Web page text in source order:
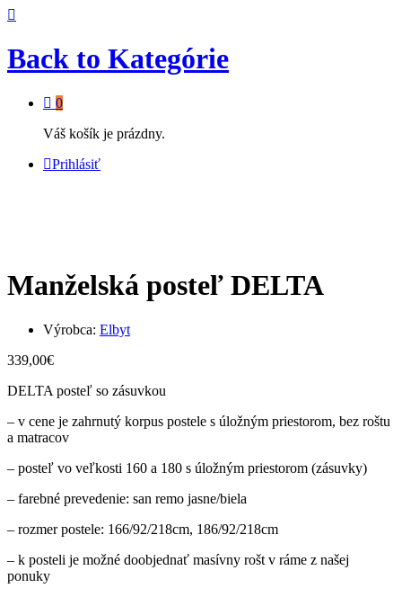
Back to Kategórie
0
Váš košík je prázdny.
Prihlásiť
Manželská posteľ DELTA
Výrobca: Elbyt
339,00€
DELTA posteľ so zásuvkou
– v cene je zahrnutý korpus postele s úložným priestorom, bez roštu
a matracov
– posteľ vo veľkosti 160 a 180 s úložným priestorom (zásuvky)
– farebné prevedenie: san remo jasne/biela
– rozmer postele: 166/92/218cm, 186/92/218cm
– k posteli je možné doobjednať masívny rošt v ráme z našej
ponuky